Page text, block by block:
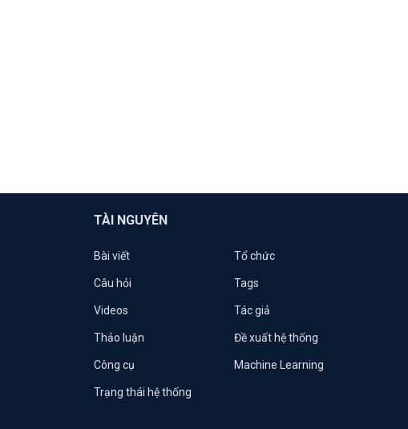
TÀI NGUYÊN
Bài viết Tổ chức
Câu hỏi Tags
Videos Tác giả
Thảo luận Đề xuất hệ thống
Công cụ Machine Learning
Trạng thái hệ thống